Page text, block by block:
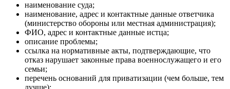
наименование суда;
наименование, адрес и контактные данные ответчика
(министерство обороны или местная администрация);
ФИО, адрес и контактные данные истца;
описание проблемы;
ссылка на нормативные акты, подтверждающие, что
отказ нарушает законные права военнослужащего и его
семьи;
перечень оснований для приватизации (чем больше, тем
лучше);